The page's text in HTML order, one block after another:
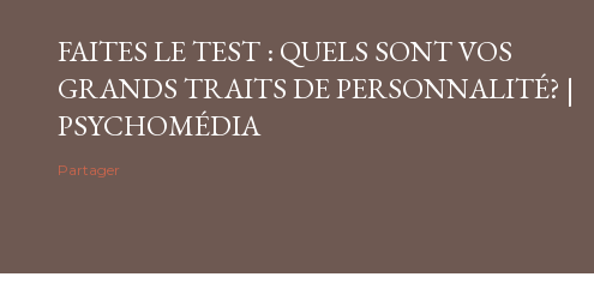
FAITES LE TEST : QUELS SONT VOS
GRANDS TRAITS DE PERSONNALITÉ? |
PSYCHOMÉDIA
Partager